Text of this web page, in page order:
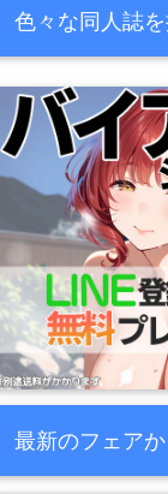
色々な同人誌
最新のフェア